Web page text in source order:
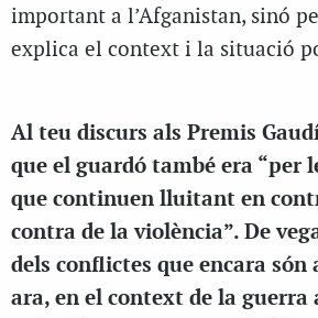
important a l’Afganistan, sinó
explica el context i la situació
Al teu discurs als Premis
que el guardó també era “per
que continuen lluitant en
contra de la violència”. De
dels conflictes que encara
ara, en el context de la guerra